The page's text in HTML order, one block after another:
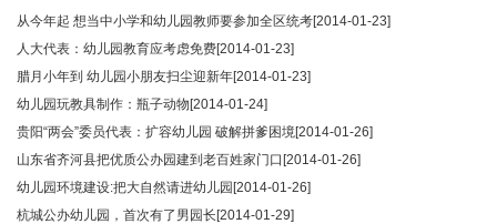
从今年起 想当中小学和幼儿园教师要参加全区统考[2014-01-23]
人大代表：幼儿园教育应考虑免费[2014-01-23]
腊月小年到 幼儿园小朋友扫尘迎新年[2014-01-23]
幼儿园玩教具制作：瓶子动物 [2014-01-24]
贵阳“两会”委员代表：扩容幼儿园 破解拼爹困境[2014-01-26]
山东省齐河县把优质公办园建到老百姓家门口 [2014-01-26]
幼儿园环境建设:把大自然请进幼儿园 [2014-01-26]
杭城公办幼儿园，首次有了男园长 [2014-01-29]